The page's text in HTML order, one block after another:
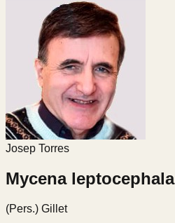
Josep Torres
Mycena leptocephala
(Pers.) Gillet